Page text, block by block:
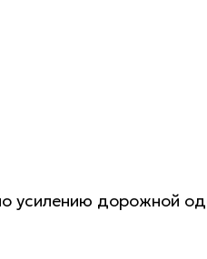
усилению дорожной